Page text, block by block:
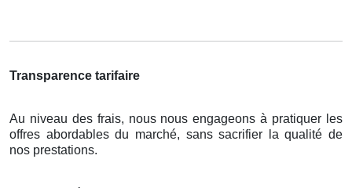
Transparence tarifaire
Au niveau des frais, nous nous engageons à pratiquer les
offres abordables du marché, sans sacrifier la qualité de
nos prestations.